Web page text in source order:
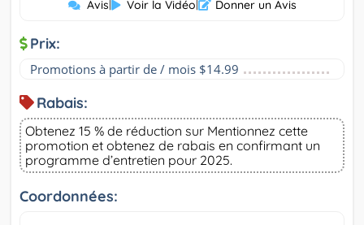
Avis| Voir la Vidéo| Donner un Avis
Prix:
Promotions à partir de / mois $14.99
Rabais:
Obtenez 15 % de réduction sur Mentionnez cette
promotion et obtenez de rabais en confirmant un
programme d’entretien pour 2025.
Coordonnées: